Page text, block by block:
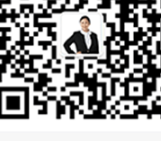
青铜峡水泥烟气脱硝技术